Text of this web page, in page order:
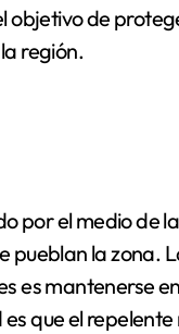
objetivo de
región.
por el medio de
pueblan la zona.
es mantenerse
que el repelente